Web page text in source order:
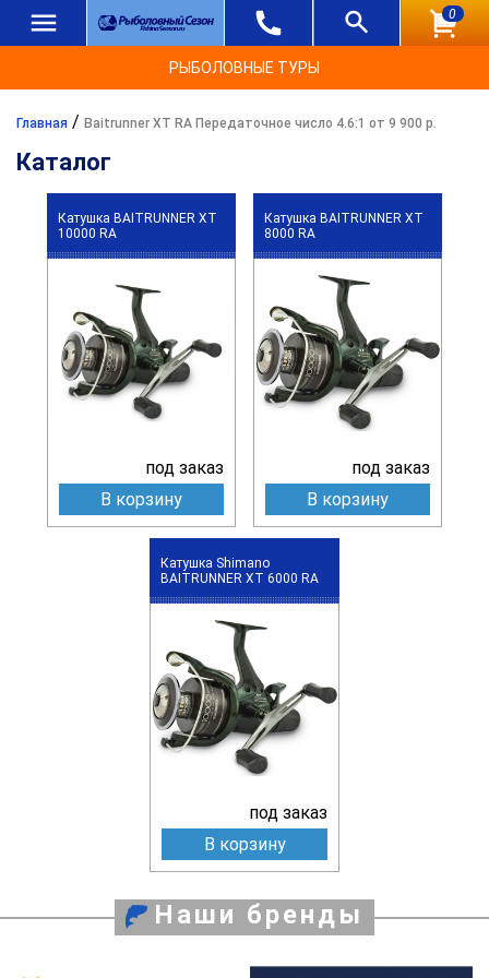
0
РЫБОЛОВНЫЕ ТУРЫ
Главная / Baitrunner XT RA Передаточное число 4.6:1 от 9 900 р.
Каталог
Катушка BAITRUNNER XT
10000 RA
под заказ
В корзину
Катушка BAITRUNNER XT
8000 RA
под заказ
В корзину
Катушка Shimano
BAITRUNNER XT 6000 RA
под заказ
В корзину
Наши бренды